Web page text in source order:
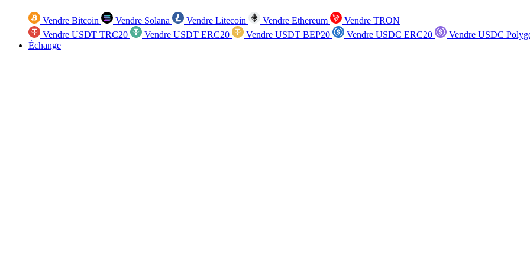
Vendre Bitcoin Vendre Solana Vendre Litecoin Vendre Ethereum
Vendre TRON
Vendre USDT TRC20
Vendre USDT ERC20 Vendre USDT BEP20 Vendre USDC ERC20
Vendre USDC
Échange